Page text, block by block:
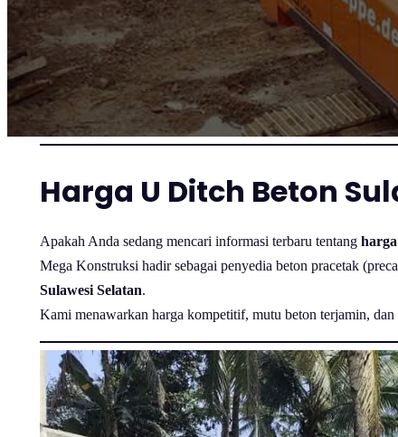
Harga U Ditch Beton
Apakah Anda sedang mencari informasi terbaru tentang
Mega Konstruksi hadir sebagai penyedia beton pracetak
Sulawesi Selatan.
Kami menawarkan harga kompetitif, mutu beton terjamin, dan